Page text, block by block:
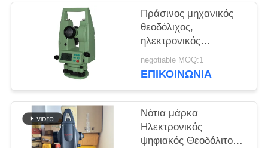
Πράσινος μηχανικός
θεοδόλιχος,
ηλεκτρονικός
θεοδόλιχος οπτικών
πεδίων 5 βαθμού
negotiable MOQ:1
ΕΠΙΚΟΙΝΩΝΊΑ
Νότια μάρκα
Ηλεκτρονικός
ψηφιακός Θεοδόλιτος